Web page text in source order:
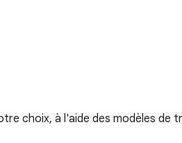
choix, à l'aide des modèles de